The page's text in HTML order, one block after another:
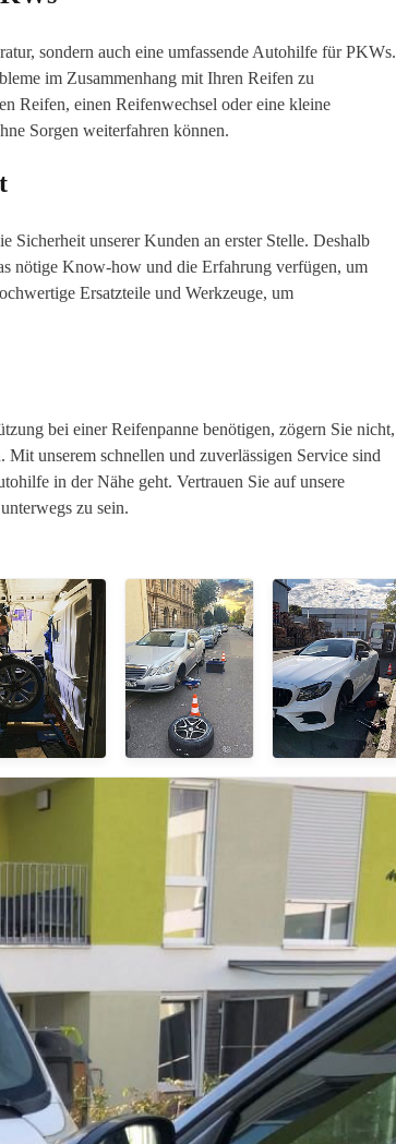
sondern auch eine umfassende Autohilfe für PKWs.
im Zusammenhang mit Ihren Reifen zu
Reifen, einen Reifenwechsel oder eine kleine
Sorgen weiterfahren können.
Sicherheit unserer Kunden an erster Stelle. Deshalb
nötige Know-how und die Erfahrung verfügen, um
Ersatzteile und Werkzeuge, um
bei einer Reifenpanne benötigen, zögern Sie nicht,
unserem schnellen und zuverlässigen Service sind
in der Nähe geht. Vertrauen Sie auf unsere
zu sein.